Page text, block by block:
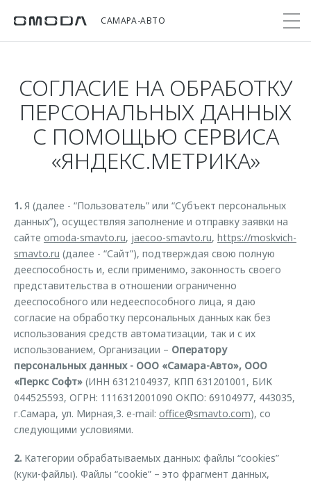
САМАРА-АВТО
Модели
от 2 299 000 ₽*
C7
от 2 739 000 ₽*
Покупателям
Выбор и покупка
Сравнить комплектации
Cпецпредложения
Прайс-листы
OMODA Лизинг
Кредит и страхование
Кредитные программы
Страхование
Кредитный калькулятор
Аксессуары
Одежда и сувениры
Оригинальные аксессуары
Запчасти
Трейд-ин
Владельцам
Сервис
Записаться на сервис
Поддержка
Помощь на дороге
Гарантия
Дополнительная техническая поддержка
Руководства по эксплуатации
Клиентская поддержка
O&J Автоклуб
Клуб владельцев OMODA
Приложение O&J
Аксессуары
Одежда и сувениры
Оригинальные аксессуары
Мир OMODA
О бренде
Новости
Приложение O&J
Клуб владельцев OMODA
Бренд JAECOO
Правовая информация
Обратная связь
СОГЛАСИЕ НА ОБРАБОТКУ
ПЕРСОНАЛЬНЫХ ДАННЫХ
С ПОМОЩЬЮ СЕРВИСА
«ЯНДЕКС.МЕТРИКА»
1. Я (далее - “Пользователь” или “Субъект персональных
данных”), осуществляя заполнение и отправку заявки на
сайте omoda-smavto.ru, jaecoo-smavto.ru, https://moskvich-
smavto.ru (далее - “Сайт”), подтверждая свою полную
дееспособность и, если применимо, законность своего
представительства в отношении ограниченно
дееспособного или недееспособного лица, я даю
согласие на обработку персональных данных как без
использования средств автоматизации, так и с их
использованием, Организации – Оператору
персональных данных - ООО «Самара-Авто», ООО
«Перкс Софт» (ИНН 6312104937, КПП 631201001, БИК
044525593, ОГРН: 1116312001090 ОКПО: 69104977, 443035,
г.Самара, ул. Мирная,3. e-mail: office@smavto.com), со
следующими условиями.
2. Категории обрабатываемых данных: файлы “cookies”
(куки-файлы). Файлы “cookie” – это фрагмент данных,